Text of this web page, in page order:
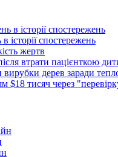
історії спостережень
жертв
втрати пацієнткою
дерев заради
$18 тисяч через